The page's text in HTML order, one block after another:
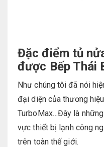
Đặc điểm tủ
được Bếp Thái
Như chúng tôi đã nói
đại diện của thương
TurboMax…Đây là
vực thiết bị lạnh công
trên toàn thế giới.